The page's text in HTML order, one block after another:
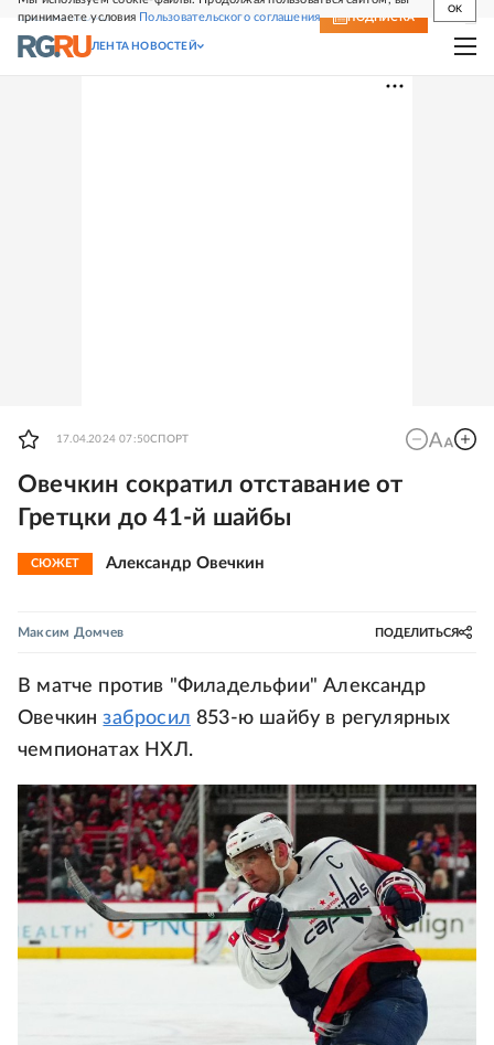
принимаете условия Пользовательского соглашения
OK
СВЕЖИЙ НОМЕР ПОДПИСКА
ЛЕНТА НОВОСТЕЙ
17.04.2024 07:50СПОРТ
Овечкин сократил отставание от
Гретцки до 41-й шайбы
СЮЖЕТ Александр Овечкин
Максим Домчев ПОДЕЛИТЬСЯ
В матче против "Филадельфии" Александр
Овечкинзабросил 853-ю шайбу в регулярных
чемпионатах НХЛ.